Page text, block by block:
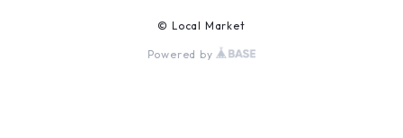
© Local Market
Powered by